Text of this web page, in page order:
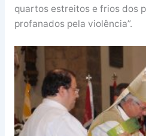
quartos estreitos e frios dos
profanados pela violência”.